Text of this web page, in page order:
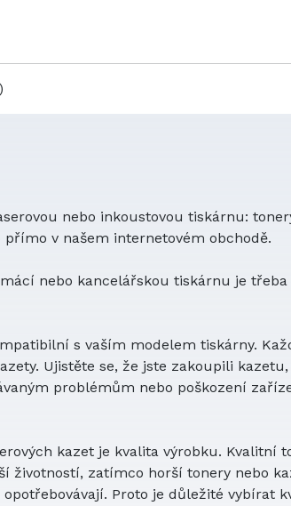
nebo inkoustovou tiskárnu:
přímo v našem internetovém obchodě.
nebo kancelářskou tiskárnu je
s vaším modelem tiskárny.
Ujistěte se, že jste zakoupili
problémům nebo poškození
kazet je kvalita výrobku. Kvalitní
životností, zatímco horší tonery nebo
Proto je důležité vybírat